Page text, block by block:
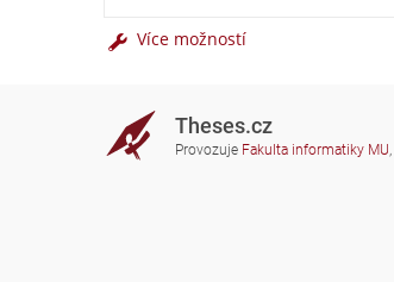
Více možností
Theses.cz
Provozuje Fakulta informatiky MU,